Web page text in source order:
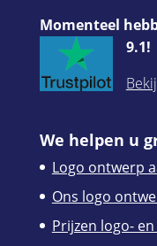
Momenteel
9.1!
We helpen u
Logo ontwerp
Ons logo
Prijzen logo-